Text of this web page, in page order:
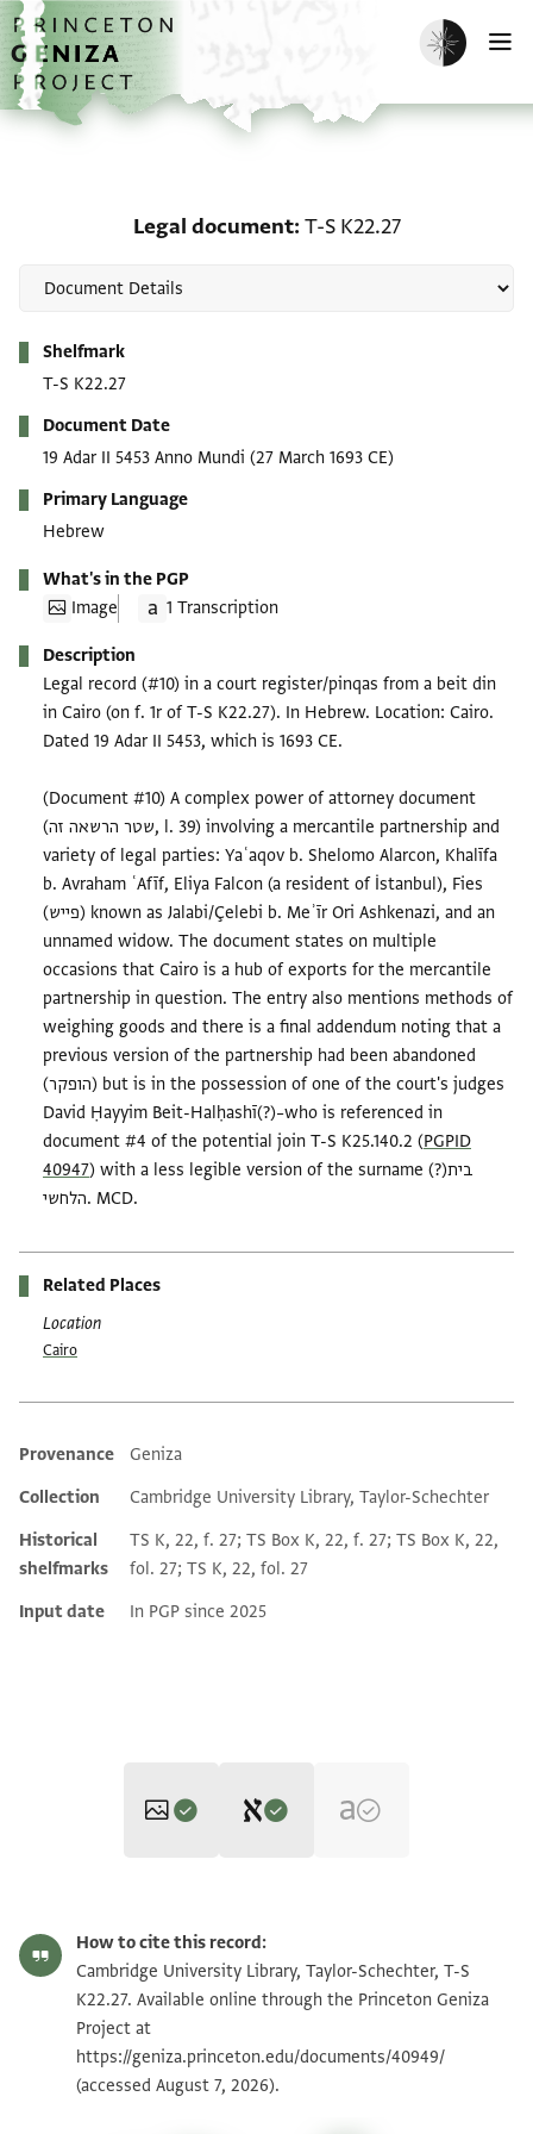
Skip to main content
home
Enable dark
Legal document T-S K22.27
Shelfmark
T-S K22.27
Document Date
19 Adar II 5453 Anno Mundi (27 March 1693 CE)
Primary Language
Hebrew
What's in the PGP
Image
1 Transcription
Description
Legal record (#10) in a court register/pinqas from a beit din
in Cairo (on f. 1r of T-S K22.27). In Hebrew. Location: Cairo.
Dated 19 Adar II 5453, which is 1693 CE.
(Document #10) A complex power of attorney document
(שטר הרשאה זה, l. 39) involving a mercantile partnership and
variety of legal parties: Yaʿaqov b. Shelomo Alarcon, Khalīfa
b. Avraham ʿAfīf, Eliya Falcon (a resident of İstanbul), Fies
(פייש) known as Jalabi/Çelebi b. Meʾīr Ori Ashkenazi, and an
unnamed widow. The document states on multiple
occasions that Cairo is a hub of exports for the mercantile
partnership in question. The entry also mentions methods of
weighing goods and there is a final addendum noting that a
previous version of the partnership had been abandoned
(הופקר) but is in the possession of one of the court's judges
David Ḥayyim Beit-Halḥashī(?)–who is referenced in
document #4 of the potential join T-S K25.140.2 (PGPID
40947) with a less legible version of the surname (?)בית
הלחשי. MCD.
Related Places
Location
Cairo
Additional metadata
Provenance
Geniza
Collection
Cambridge University Library, Taylor-Schechter
Historical
shelfmarks
TS K, 22, f. 27; TS Box K, 22, f. 27; TS Box K, 22,
fol. 27; TS K, 22, fol. 27
Input date
In PGP since 2025
Matthew Dudley's digital edition (2025).
Right side of bifolium 1r (Documents 8-10):
והיו שמות פרטי המאה מתאקיל זהב של הג'וייאש שנתן
זוג חלק מזנק זוג דגארי זוג כואתם [...]ן
T-S K22.27 1v Zoom and Rotate
T-S K22.27 2r Zoom and Rotate
T-S K22.27 2v Zoom and Rotate
How to cite this record:
Cambridge University Library, Taylor-Schechter, T-S
K22.27. Available online through the Princeton Geniza
Project at
https://geniza.princeton.edu/documents/40949/
(accessed August 7, 2026).